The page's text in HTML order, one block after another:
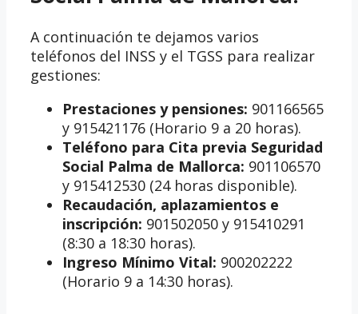
A continuación te dejamos varios
teléfonos del INSS y el TGSS para realizar
gestiones:
Prestaciones y pensiones: 901166565
y 915421176 (Horario 9 a 20 horas).
Teléfono para Cita previa Seguridad
Social Palma de Mallorca: 901106570
y 915412530 (24 horas disponible).
Recaudación, aplazamientos e
inscripción: 901502050 y 915410291
(8:30 a 18:30 horas).
Ingreso Mínimo Vital: 900202222
(Horario 9 a 14:30 horas).